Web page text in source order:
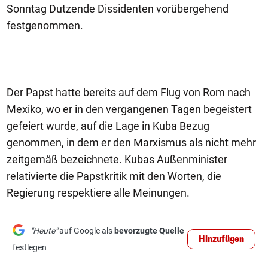
Sonntag Dutzende Dissidenten vorübergehend
festgenommen.
Der Papst hatte bereits auf dem Flug von Rom nach
Mexiko, wo er in den vergangenen Tagen begeistert
gefeiert wurde, auf die Lage in Kuba Bezug
genommen, in dem er den Marxismus als nicht mehr
zeitgemäß bezeichnete. Kubas Außenminister
relativierte die Papstkritik mit den Worten, die
Regierung respektiere alle Meinungen.
"Heute"auf Google als bevorzugte Quelle
festlegen
Hinzufügen